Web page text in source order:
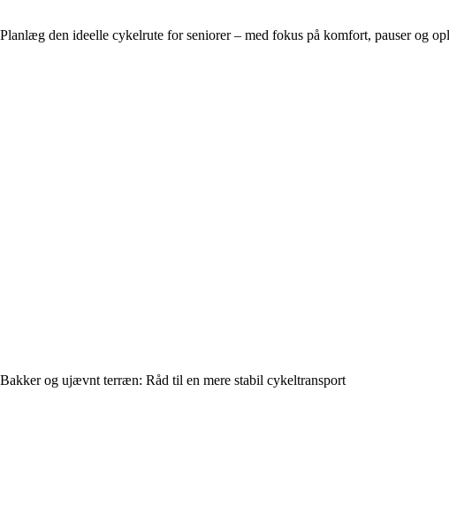
Planlæg den ideelle cykelrute for seniorer – med fokus på komfort, pauser og
Bakker og ujævnt terræn: Råd til en mere stabil cykeltransport